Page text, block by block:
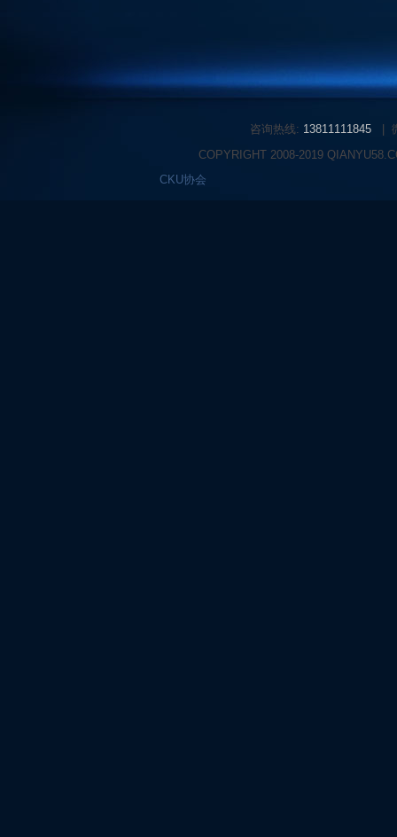
咨询热线: 13811111845
COPYRIGHT 2008-2019
CKU协会